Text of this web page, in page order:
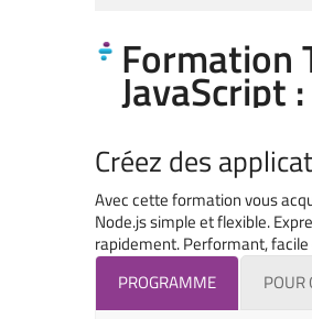
Formation
JavaScript
Créez des
Avec cette formation vous
Node.js simple et flexible.
rapidement. Performant,
PROGRAMME
POUR